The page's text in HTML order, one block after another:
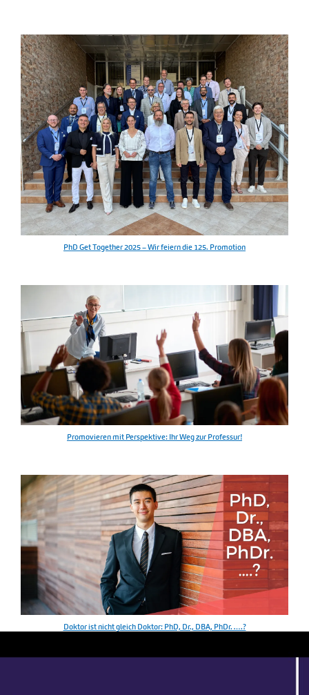
PhD Get Together 2025 – Wir feiern die 125. Promotion
Promovieren mit Perspektive: Ihr Weg zur Professur!
Doktor ist nicht gleich Doktor: PhD, Dr., DBA, PhDr. ….?